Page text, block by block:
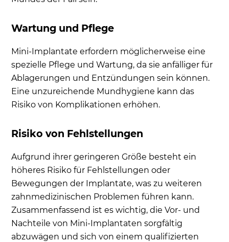
Wartung und Pflege
Mini-Implantate erfordern möglicherweise eine
spezielle Pflege und Wartung, da sie anfälliger für
Ablagerungen und Entzündungen sein können.
Eine unzureichende Mundhygiene kann das
Risiko von Komplikationen erhöhen.
Risiko von Fehlstellungen
Aufgrund ihrer geringeren Größe besteht ein
höheres Risiko für Fehlstellungen oder
Bewegungen der Implantate, was zu weiteren
zahnmedizinischen Problemen führen kann.
Zusammenfassend ist es wichtig, die Vor- und
Nachteile von Mini-Implantaten sorgfältig
abzuwägen und sich von einem qualifizierten